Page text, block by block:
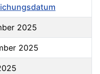
2025
2025